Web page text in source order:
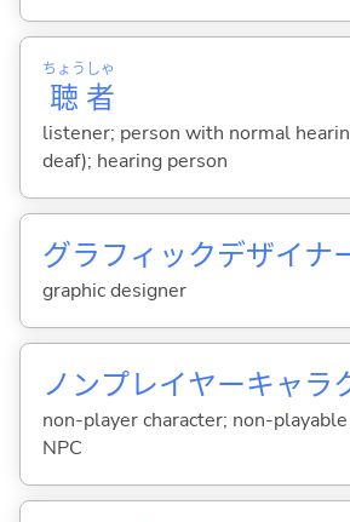
聴
ちょう
者
しゃ
listener; person with normal
deaf); hearing person
グラフィックデザイナ
graphic designer
ノンプレイヤーキャラ
non-player character; non-
NPC